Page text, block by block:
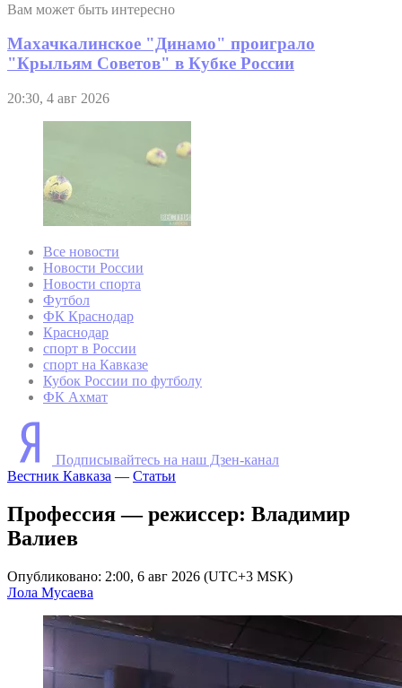
Вам может быть интересно
Махачкалинское "Динамо" проиграло
"Крыльям Советов" в Кубке России
20:30, 4 авг 2026
Все новости
Новости России
Новости спорта
Футбол
ФК Краснодар
Краснодар
спорт в России
спорт на Кавказе
Кубок России по футболу
ФК Ахмат
Подписывайтесь на наш Дзен-канал
Вестник Кавказа — Статьи
Профессия — режиссер: Владимир
Валиев
Опубликовано: 2:00, 6 авг 2026 (UTC+3 MSK)
Лола Мусаева